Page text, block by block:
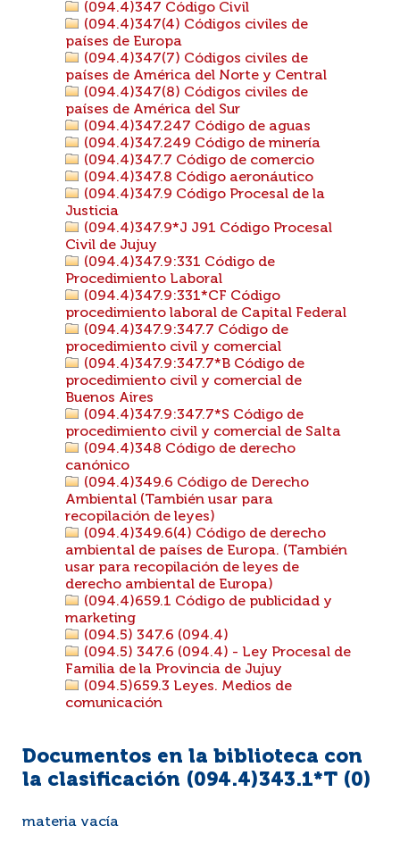
(094.4)347 Código Civil
(094.4)347(4) Códigos civiles de
países de Europa
(094.4)347(7) Códigos civiles de
países de América del Norte y Central
(094.4)347(8) Códigos civiles de
países de América del Sur
(094.4)347.247 Código de aguas
(094.4)347.249 Código de minería
(094.4)347.7 Código de comercio
(094.4)347.8 Código aeronáutico
(094.4)347.9 Código Procesal de la
Justicia
(094.4)347.9*J J91 Código Procesal
Civil de Jujuy
(094.4)347.9:331 Código de
Procedimiento Laboral
(094.4)347.9:331*CF Código
procedimiento laboral de Capital Federal
(094.4)347.9:347.7 Código de
procedimiento civil y comercial
(094.4)347.9:347.7*B Código de
procedimiento civil y comercial de
Buenos Aires
(094.4)347.9:347.7*S Código de
procedimiento civil y comercial de Salta
(094.4)348 Código de derecho
canónico
(094.4)349.6 Código de Derecho
Ambiental (También usar para
recopilación de leyes)
(094.4)349.6(4) Código de derecho
ambiental de países de Europa. (También
usar para recopilación de leyes de
derecho ambiental de Europa)
(094.4)659.1 Código de publicidad y
marketing
(094.5) 347.6 (094.4)
(094.5) 347.6 (094.4) - Ley Procesal de
Familia de la Provincia de Jujuy
(094.5)659.3 Leyes. Medios de
comunicación
Documentos en la biblioteca con
la clasificación (094.4)343.1*T (0)
materia vacía